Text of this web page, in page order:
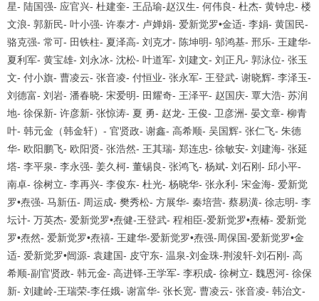
星- 陆国强- 应官兴- 杜建奎- 王品瑜-赵汉生- 何伟良- 杜杰- 黄钟忠- 楼
文浪- 郭新民- 叶小强- 许泰才- 卢婵娟- 爱新觉罗•金适- 李娟- 黄国民-
骆克强- 常可- 田铁柱- 夏泽高- 刘克才- 陈坤明- 邬鸿基- 邢乐- 王建华-
夏利军- 黄宝雄- 刘永冰- 沈松- 叶道军- 刘建文- 刘正凡- 郭泳位- 张玉
文- 付小旗- 曹凌云- 张音凌- 付恒业- 张永军- 王登武- 谢晓辉- 李泽玉-
刘德富- 刘岩- 潘春晓- 宋爱明- 田耀奇- 王泽平- 赵国庆- 覃大浩- 苏润
地- 徐保新- 许彦新- 张惊涛- 夏 勇- 赵龙- 王俊- 卫彦洲- 晏文章- 柳青
叶- 韩元金（韩金轩）- 官贤政- 谢鑫- 高希顺- 吴国辉- 张仁飞- 朱德
华- 欧阳鹏飞- 欧阳贤- 张浩然- 王其瑞- 郑连忠- 徐敏安- 刘建海- 张延
塔- 李平泉- 李永强- 姜久柯- 董锡良- 张鸿飞- 杨斌- 刘石刚- 邱小平-
南卓- 徐树立- 李再兴- 李俊东- 杜光- 杨晓华- 张永利- 宋金海- 爱新觉
罗•焘强- 马新伍- 周运成- 樊秀松- 方展华- 秦培营- 蔡易潢- 徐志明- 李
坛计- 万英杰- 爱新觉罗•焘健-王登武- 程相臣-爱新觉罗•焘椿- 爱新觉
罗•焘然- 爱新觉罗•焘禧- 王建华-爱新觉罗•焘强-周保国-爱新觉罗•金
适- 爱新觉罗•闿源- 袁建国- 皮守东- 温泉-刘金珠-荆浚轩-刘石刚- 高
希顺-副官贤政- 韩元金- 高进铎-王学军- 李积成- 徐树立- 魏恩河- 徐保
新- 刘建岭-王瑞荣-李任娥- 谢富华- 张长宽- 曹凌云- 张音凌- 韩治文-